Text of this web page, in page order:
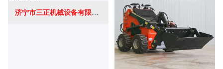
济宁市三正机械设备有限公司